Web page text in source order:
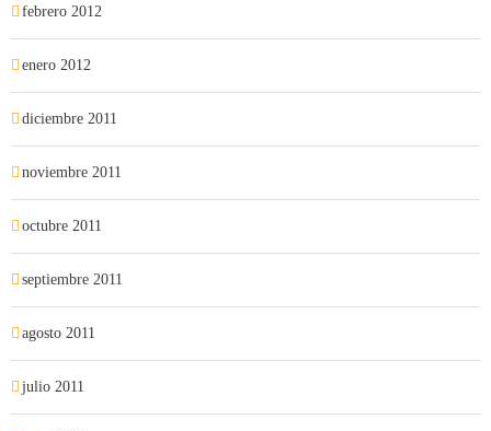
febrero 2012
enero 2012
diciembre 2011
noviembre 2011
octubre 2011
septiembre 2011
agosto 2011
julio 2011